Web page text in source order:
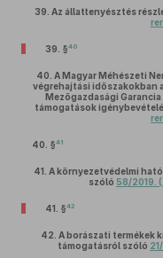
39. Az állattenyésztés
39. §40
40. A Magyar Méhészeti
végrehajtási időszakokban
Mezőgazdasági
támogatások
40. §41
41. A környezetvédelmi
szóló 58/2019.
41. §42
42. A borászati termékek
támogatásról szóló